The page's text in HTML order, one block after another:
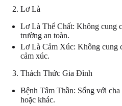
Lơ Là
Lơ Là Thể Chất: Không cung
trường an toàn.
Lơ Là Cảm Xúc: Không cung
cảm xúc.
Thách Thức Gia Đình
Bệnh Tâm Thần: Sống với
hoặc khác.